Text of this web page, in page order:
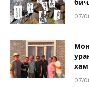
07/
07/